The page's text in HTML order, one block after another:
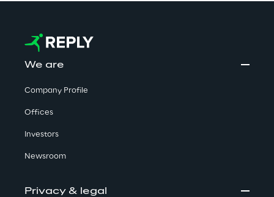
We are
Company Profile
Offices
Investors
Newsroom
Privacy & legal